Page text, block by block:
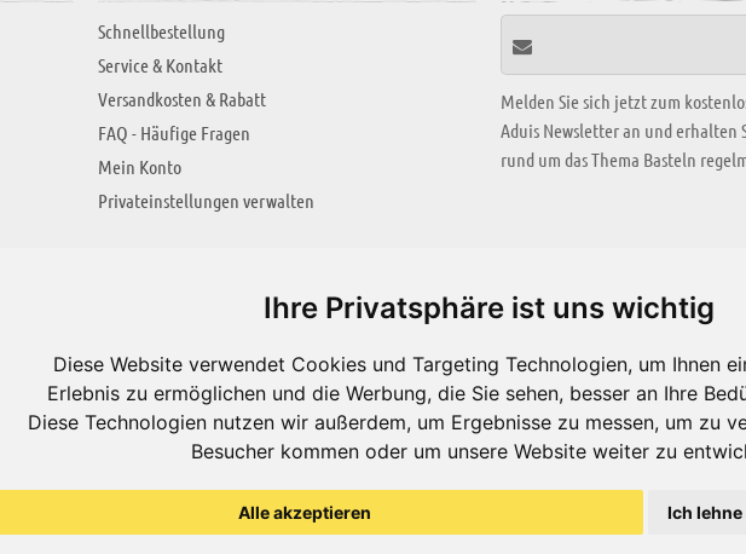
Ihre Privatsphäre ist uns wichtig
Diese Website verwendet Cookies und Targeting Technologien, um Ihnen
Erlebnis zu ermöglichen und die Werbung, die Sie sehen, besser an Ihre
Diese Technologien nutzen wir außerdem, um Ergebnisse zu messen, um zu
Besucher kommen oder um unsere Website weiter zu
Alle akzeptieren Ich lehne
Schnellbestellung
Service & Kontakt
Versandkosten & Rabatt
FAQ - Häufige Fragen
Mein Konto
Privateinstellungen verwalten
Melden Sie sich jetzt zum
Aduis Newsletter an und erhalten
rund um das Thema Basteln
Jobs
Impressum
Datenschutzerklärung
KREATIV ZONE
Alle Videos
Bastelideen
Arbeitsblätter